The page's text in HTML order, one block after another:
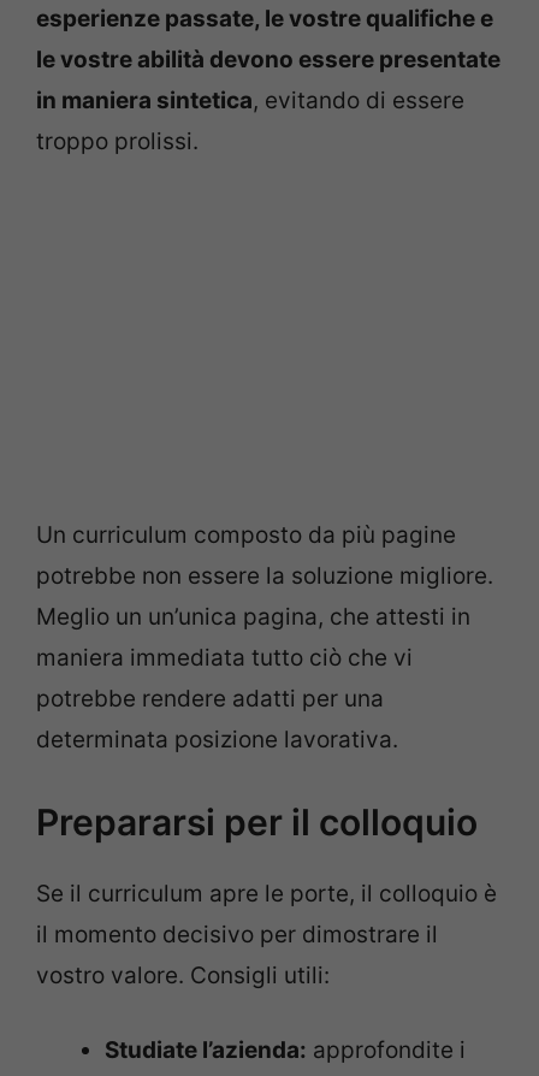
esperienze passate, le vostre qualifiche e
le vostre abilità devono essere presentate
in maniera sintetica, evitando di essere
troppo prolissi.
Un curriculum composto da più pagine
potrebbe non essere la soluzione migliore.
Meglio un un’unica pagina, che attesti in
maniera immediata tutto ciò che vi
potrebbe rendere adatti per una
determinata posizione lavorativa.
Prepararsi per il colloquio
Se il curriculum apre le porte, il colloquio è
il momento decisivo per dimostrare il
vostro valore. Consigli utili:
Studiate l’azienda: approfondite i